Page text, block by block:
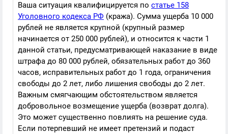
Ваша ситуация квалифицируется по статье 158
Уголовного кодекса РФ (кража). Сумма ущерба 10 000
рублей не является крупной (крупный размер
начинается от 250 000 рублей), и относится к части 1
данной статьи, предусматривающей наказание в виде
штрафа до 80 000 рублей, обязательных работ до 360
часов, исправительных работ до 1 года, ограничения
свободы до 2 лет, либо лишения свободы до 2 лет.
Важным смягчающим обстоятельством является
добровольное возмещение ущерба (возврат долга).
Это может существенно повлиять на решение суда.
Если потерпевший не имеет претензий и подаст